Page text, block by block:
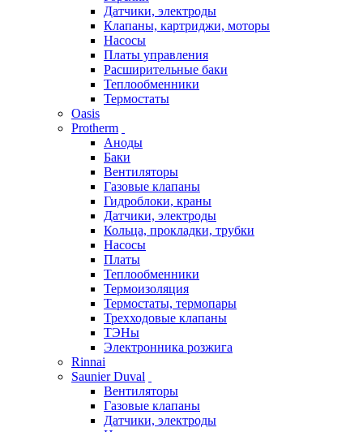
Датчики, электроды
Клапаны, картриджи, моторы
Насосы
Платы управления
Расширительные баки
Теплообменники
Термостаты
Oasis
Protherm
Аноды
Баки
Вентиляторы
Газовые клапаны
Гидроблоки, краны
Датчики, электроды
Кольца, прокладки, трубки
Насосы
Платы
Теплообменники
Термоизоляция
Термостаты, термопары
Трехходовые клапаны
ТЭНы
Электронника розжига
Rinnai
Saunier Duval
Вентиляторы
Газовые клапаны
Датчики, электроды